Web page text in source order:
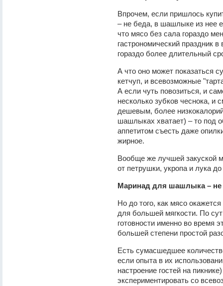
Впрочем, если пришлось
– не беда, в шашлыке из нее
что мясо без сала гораздо
гастрономический праздник
гораздо более длительный
А что оно может показаться
кетчуп, и всевозможные
А если чуть повозиться, и
несколько зубков чеснока,
дешевым, более
шашлыках хватает) – то под
аппетитом съесть даже
жирное.
Вообще же лучшей закуской
от петрушки, укропа и лука
Маринад для шашлыка – не
Но до того, как мясо
для большей мягкости. По
готовности именно во время
большей степени простой
Есть сумасшедшее
если опыта в их
настроение гостей на
экспериментировать со